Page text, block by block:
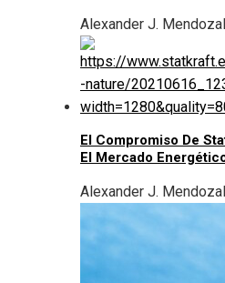
Alexander J. Mendoza
El Compromiso De
El Mercado
Alexander J. Mendoza